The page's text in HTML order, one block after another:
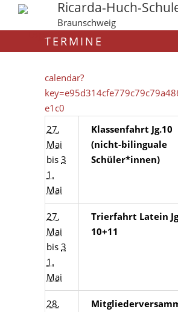
Ricarda-Huch-
Braunschweig
TERMINE
calendar?
e1c0
27.
Mai
bis 3
1.
Mai
Klassenfahrt Jg.10
(nicht-bilinguale
Schüler*innen)
27.
Mai
bis 3
1.
Mai
Trierfahrt Latein
10+11
28.